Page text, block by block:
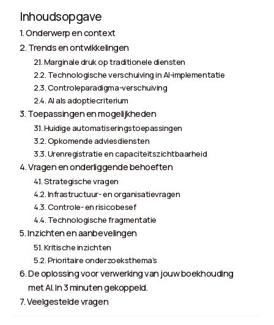
Inhoudsopgave
Onderwerp en context
Trends en ontwikkelingen
Marginale druk op traditionele diensten
Technologische verschuiving in AI-implementatie
Controleparadigma-verschuiving
AI als adoptiecriterium
Toepassingen en mogelijkheden
Huidige automatiseringstoepassingen
Opkomende adviesdiensten
Urenregistratie en capaciteitszichtbaarheid
Vragen en onderliggende behoeften
Strategische vragen
Infrastructuur- en organisatievragen
Controle- en risicobesef
Technologische fragmentatie
Inzichten en aanbevelingen
Kritische inzichten
Prioritaire onderzoeksthema’s
De oplossing voor verwerking van jouw boekhouding
met AI. In 3 minuten gekoppeld.
Veelgestelde vragen